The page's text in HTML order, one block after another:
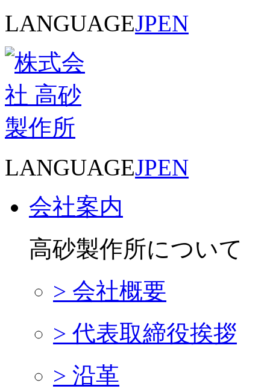
LANGUAGEJPEN
LANGUAGEJPEN
会社案内
高砂製作所について
> 会社概要
> 代表取締役挨拶
> 沿革